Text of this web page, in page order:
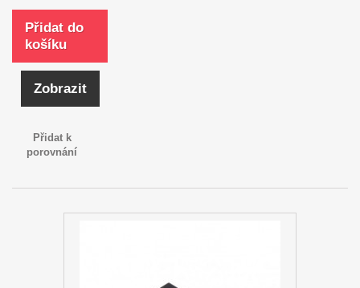
Přidat do
košíku
Zobrazit
Přidat k
porovnání